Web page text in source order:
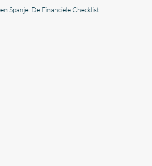
Spanje: De Financiële Checklist